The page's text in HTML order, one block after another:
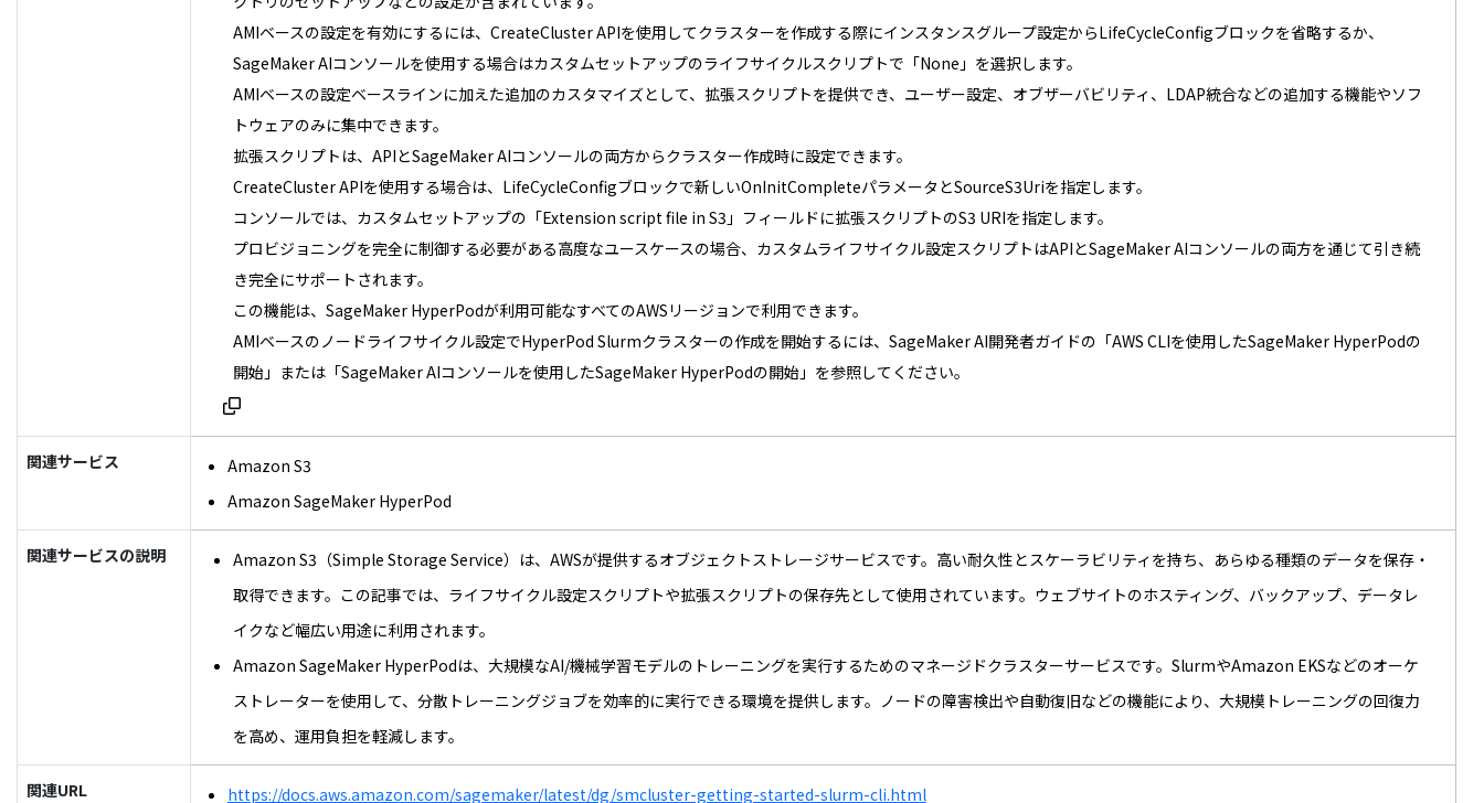
AMIベースの設定を有効にするには、CreateCluster APIを使用してクラスターを作成する際にインスタンスグループ設定からLifeCycleConfigブロックを省略するか、
SageMaker AIコンソールを使用する場合はカスタムセットアップのライフサイクルスクリプトで「None」を選択します。
AMIベースの設定ベースラインに加えた追加のカスタマイズとして、拡張スクリプトを提供でき、ユーザー設定、オブザーバビリティ、LDAP統合などの追加する機能やソフ
トウェアのみに集中できます。
拡張スクリプトは、APIとSageMaker AIコンソールの両方からクラスター作成時に設定できます。
CreateCluster APIを使用する場合は、LifeCycleConfigブロックで新しいOnInitCompleteパラメータとSourceS3Uriを指定します。
コンソールでは、カスタムセットアップの「Extension script file in S3」フィールドに拡張スクリプトのS3 URIを指定します。
プロビジョニングを完全に制御する必要がある高度なユースケースの場合、カスタムライフサイクル設定スクリプトはAPIとSageMaker AIコンソールの両方を通じて引き続
き完全にサポートされます。
この機能は、SageMaker HyperPodが利用可能なすべてのAWSリージョンで利用できます。
AMIベースのノードライフサイクル設定でHyperPod Slurmクラスターの作成を開始するには、SageMaker AI開発者ガイドの「AWS CLIを使用したSageMaker HyperPodの
開始」または「SageMaker AIコンソールを使用したSageMaker HyperPodの開始」を参照してください。
関連サービス
Amazon S3
Amazon SageMaker HyperPod
関連サービスの説明
Amazon S3（Simple Storage Service）は、AWSが提供するオブジェクトストレージサービスです。高い耐久性とスケーラビリティを持ち、あらゆる種類のデータを保存・
取得できます。この記事では、ライフサイクル設定スクリプトや拡張スクリプトの保存先として使用されています。ウェブサイトのホスティング、バックアップ、データレ
イクなど幅広い用途に利用されます。
Amazon SageMaker HyperPodは、大規模なAI/機械学習モデルのトレーニングを実行するためのマネージドクラスターサービスです。SlurmやAmazon EKSなどのオーケ
ストレーターを使用して、分散トレーニングジョブを効率的に実行できる環境を提供します。ノードの障害検出や自動復旧などの機能により、大規模トレーニングの回復力
を高め、運用負担を軽減します。
関連URL https://docs.aws.amazon.com/sagemaker/latest/dg/smcluster-getting-started-slurm-cli.html